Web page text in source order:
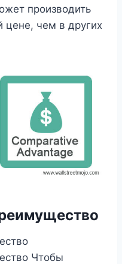
производить
цене, чем в других
Чтобы